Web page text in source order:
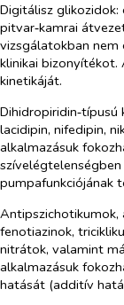
Digitálisz glikozidok:
pitvar‑kamrai
vizsgálatokban nem
klinikai
kinetikáját.
lacidipin, nifedipin,
alkalmazásuk
pumpafunkciójának
Antipszichotikumok,
fenotiazinok,
nitrátok, valamint
alkalmazásuk
hatását (additív